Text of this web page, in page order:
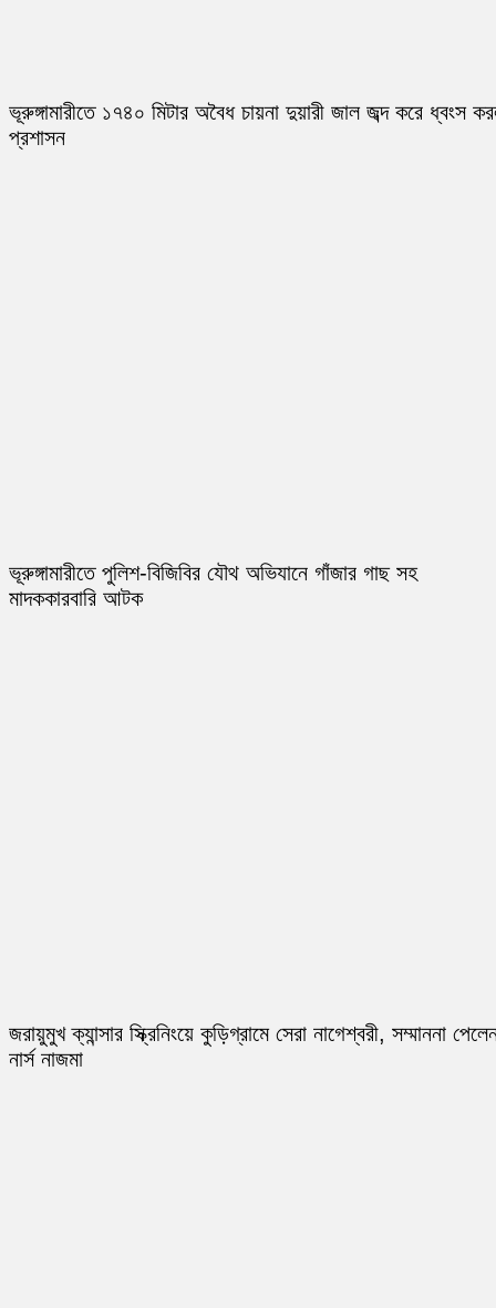
ভূরুঙ্গামারীতে ১৭৪০ মিটার অবৈধ চায়না দুয়ারী জাল জব্দ করে ধ্বংস
প্রশাসন
ভূরুঙ্গামারীতে পুলিশ-বিজিবির যৌথ অভিযানে গাঁজার গাছ সহ
মাদককারবারি আটক
জরায়ুমুখ ক্যান্সার স্ক্রিনিংয়ে কুড়িগ্রামে সেরা নাগেশ্বরী, সম্মাননা
নার্স নাজমা